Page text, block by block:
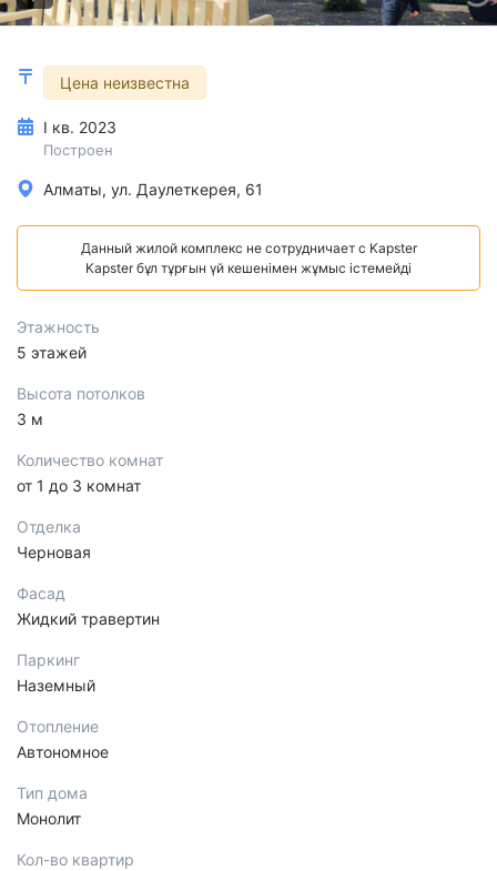
Цена неизвестна
I кв. 2023
Построен
Алматы, ул. Даулеткерея, 61
Данный жилой комплекс не сотрудничает с Kapster
Kapster бұл тұрғын үй кешенімен жұмыс істемейді
Этажность
5 этажей
Высота потолков
3 м
Количество комнат
от 1 до 3 комнат
Отделка
Черновая
Фасад
Жидкий травертин
Паркинг
Наземный
Отопление
Автономное
Тип дома
Монолит
Кол-во квартир